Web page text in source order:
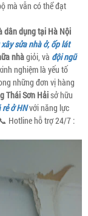
mà vẫn có thể đạt
dân dụng tại Hà Nội
sửa nhà ở, ốp lát
nhàgiỏi, và đội ngũ
nghiệm là yếu tố
những đơn vị hàng
Thái Sơn Hảisở hữu
ở HNvới năng lực
Hotline hỗ trợ 24/7 :